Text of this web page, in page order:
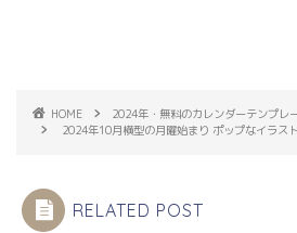
HOME
2024年・無料のカレンダーテンプレ
2024年10月横型の月曜始まり ポップなイラス
RELATED POST